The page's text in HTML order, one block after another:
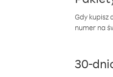
Gdy kupisz
numer na
30-